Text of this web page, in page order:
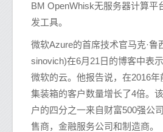
BM OpenWhisk无服务器计算平
发工具。
微软Azure的首席技术官马克·鲁
sinovich)在6月21日的博客中表
微软的云。他报告说，在2016年
集装箱的客户数量增长了4倍。
户的四分之一来自财富500强公
售商，金融服务公司和制造商。